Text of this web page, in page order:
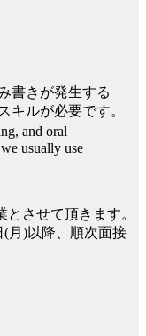
書きが発生する
キルが必要です。
and oral
usually use
させて頂きます。
月)以降、順次面接